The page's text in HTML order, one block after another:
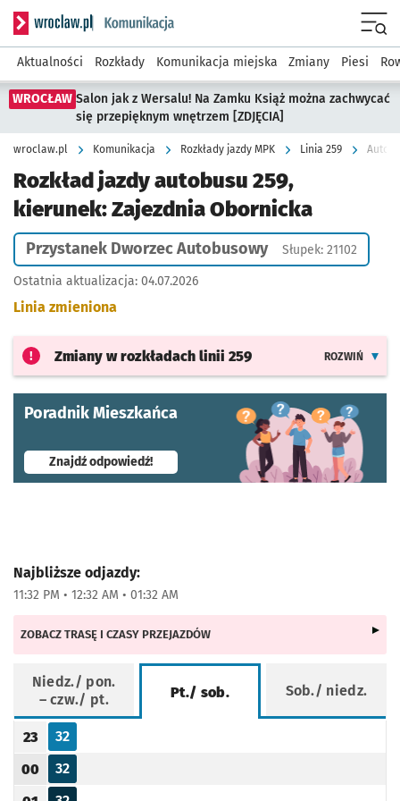
Serwis informacyjny wroclaw.pl podserwis: Komunikacja
Aktualności Rozkłady Komunikacja miejska Zmiany Piesi
WROCŁAW Salon jak z Wersalu! Na Zamku Książ można zachwycać
się przepięknym wnętrzem [ZDJĘCIA]
wroclaw.pl Komunikacja Rozkłady jazdy MPK Linia 259
Rozkład jazdy autobusu 259,
kierunek: Zajezdnia Obornicka
Przystanek Dworzec Autobusowy Słupek: 21102
Ostatnia aktualizacja: 04.07.2026
Linia zmieniona
Zmiany w rozkładach linii 259 ROZWIŃ
Poradnik Mieszkańca
Znajdź odpowiedź!- otworzy się w nowej karcie
Najbliższe odjazdy:
11:32 PM • 12:32 AM • 01:32 AM
ZOBACZ TRASĘ I CZASY PRZEJAZDÓW
Niedz./ pon.
– czw./ pt.
Pt./ sob. Sob./ niedz.
Rozkład jazdy -
Godzina odjazdu
23
Odjazd
32
minut po godzinie 23
Godzina odjazdu
00
Odjazd
32
minut po godzinie 00